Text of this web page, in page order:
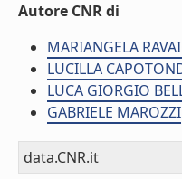
Autore CNR di
MARIANGELA
LUCILLA
LUCA GIORGIO
GABRIELE MAROZZI
data.CNR.it